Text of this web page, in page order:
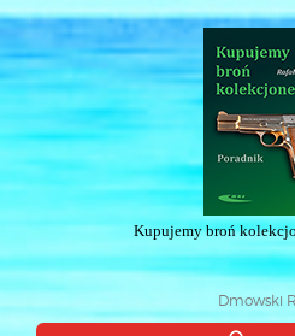
Kupujemy broń
Dmowski